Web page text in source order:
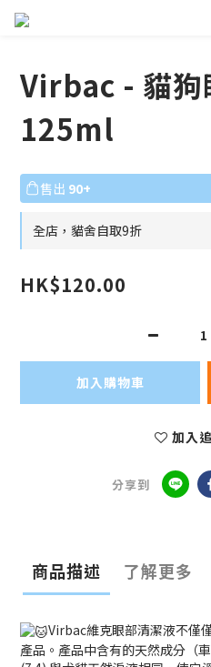
Virbac - 貓狗
125ml
售出 90+
全店，貓舍自取9折
HK$120.00
加入購物車
加入
分享到
商品描述 了解更多
Virbac維克眼部清潔液不僅
產品。產品中含有的天然成分（